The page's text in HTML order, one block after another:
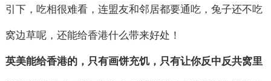
引下，吃相很难看，连盟友和邻居都要通吃，兔子还不吃
窝边草呢，还能给香港什么带来好处！
英美能给香港的，只有画饼充饥，只有让你反中反共窝里